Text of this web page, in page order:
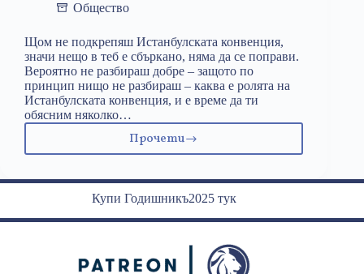
Общество
Щом не подкрепяш Истанбулската конвенция,
значи нещо в теб е сбъркано, няма да се поправи.
Вероятно не разбираш добре – защото по
принцип нищо не разбираш – каква е ролята на
Истанбулската конвенция, и е време да ти
обясним няколко…
Прочети
Ако
подкрепяш
Истанбулската
конвенция,
Купи Годишникъ2025 тук